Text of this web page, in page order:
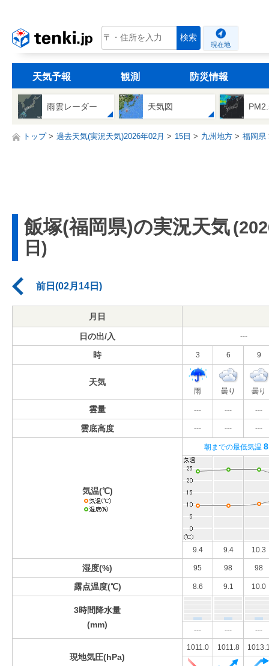
tenki.jp 検索
現在地
天気予報 観測 防災情報
雨雲レーダー 天気図
トップ 過去天気(実況天気)2026年02月 15日 九州地方 福岡県
飯塚(福岡県)の実況天気
日)
前日(02月14日)
月日
日の出/入 ---
時 3 6 9
天気
雨 曇り 曇り
雲量 --- --- ---
雲底高度 --- --- ---
気温(℃)
朝までの最低気温
9.4 9.4 10.3
湿度(%) 95 98 98
露点温度(℃) 8.6 9.1 10.0
3時間降水量
(mm)
--- --- ---
現地気圧(hPa)
1011.0 1011.8